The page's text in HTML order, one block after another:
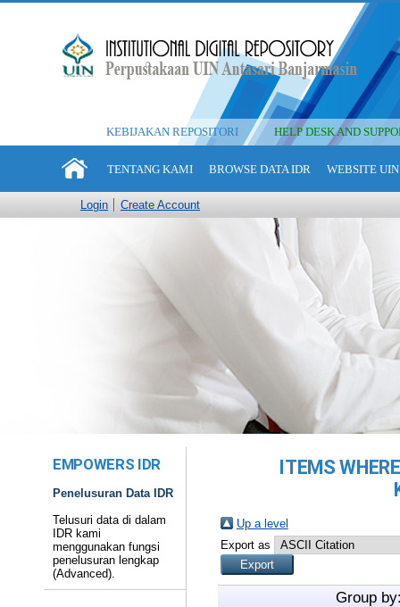
KEBIJAKAN REPOSITORI HELP DESK AND
TENTANG KAMI BROWSE DATA IDR WEBSITE
Login Create Account
EMPOWERS IDR
Penelusuran Data IDR
Telusuri data di dalam
IDR kami
menggunakan fungsi
penelusuran lengkap
(Advanced).
ITEMS
Up a level
Export as
Group